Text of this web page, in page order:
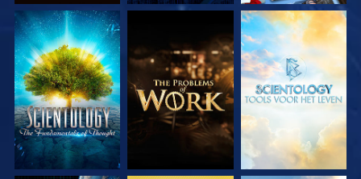
VERKEN DE SERIE VERKEN DE SERIE VERKEN DE SERIE